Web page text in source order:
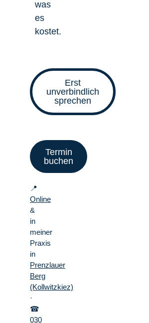
was
es
kostet.
Erst
unverbindlich
sprechen
Termin
buchen
📍
Online
&
in
meiner
Praxis
in
Prenzlauer
Berg
(Kollwitzkiez)
·
☎
030